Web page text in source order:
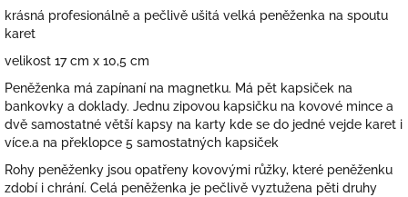
krásná profesionálně a pečlivě ušitá velká peněženka na spoutu
karet
velikost 17 cm x 10,5 cm
Peněženka má zapínaní na magnetku. Má pět kapsiček na
bankovky a doklady. Jednu zipovou kapsičku na kovové mince a
dvě samostatné větší kapsy na karty kde se do jedné vejde karet i
více.a na překlopce 5 samostatných kapsiček
Rohy peněženky jsou opatřeny kovovými růžky, které peněženku
zdobí i chrání. Celá peněženka je pečlivě vyztužena pěti druhy